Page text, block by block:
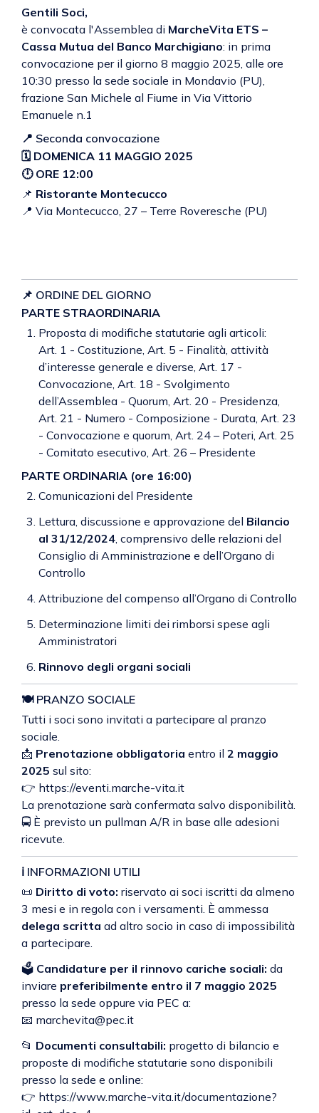
Gentili Soci,
è convocata l'Assemblea di MarcheVita ETS –
Cassa Mutua del Banco Marchigiano: in prima
convocazione per il giorno 8 maggio 2025, alle ore
10:30 presso la sede sociale in Mondavio (PU),
frazione San Michele al Fiume in Via Vittorio
Emanuele n.1
📍 Seconda convocazione
🗓 DOMENICA 11 MAGGIO 2025
🕛 ORE 12:00
📌 Ristorante Montecucco
📍 Via Montecucco, 27 – Terre Roveresche (PU)
📌 ORDINE DEL GIORNO
PARTE STRAORDINARIA
Proposta di modifiche statutarie agli articoli:
Art. 1 - Costituzione, Art. 5 - Finalità, attività
d’interesse generale e diverse, Art. 17 -
Convocazione, Art. 18 - Svolgimento
dell’Assemblea - Quorum, Art. 20 - Presidenza,
Art. 21 - Numero - Composizione - Durata, Art. 23
- Convocazione e quorum, Art. 24 – Poteri, Art. 25
- Comitato esecutivo, Art. 26 – Presidente
PARTE ORDINARIA (ore 16:00)
Comunicazioni del Presidente
Lettura, discussione e approvazione del Bilancio
al 31/12/2024, comprensivo delle relazioni del
Consiglio di Amministrazione e dell’Organo di
Controllo
Attribuzione del compenso all’Organo di Controllo
Determinazione limiti dei rimborsi spese agli
Amministratori
Rinnovo degli organi sociali
🍽 PRANZO SOCIALE
Tutti i soci sono invitati a partecipare al pranzo
sociale.
📩 Prenotazione obbligatoria entro il 2 maggio
2025 sul sito:
👉 https://eventi.marche-vita.it
La prenotazione sarà confermata salvo disponibilità.
🚍 È previsto un pullman A/R in base alle adesioni
ricevute.
ℹ️ INFORMAZIONI UTILI
📜 Diritto di voto: riservato ai soci iscritti da almeno
3 mesi e in regola con i versamenti. È ammessa
delega scritta ad altro socio in caso di impossibilità
a partecipare.
🗳 Candidature per il rinnovo cariche sociali: da
inviare preferibilmente entro il 7 maggio 2025
presso la sede oppure via PEC a:
📧 marchevita@pec.it
📂 Documenti consultabili: progetto di bilancio e
proposte di modifiche statutarie sono disponibili
presso la sede e online:
👉 https://www.marche-vita.it/documentazione?